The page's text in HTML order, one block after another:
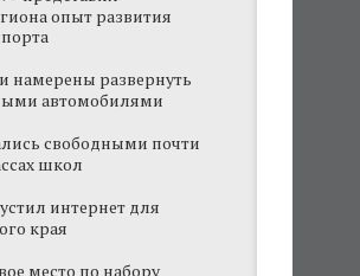
в Абхазию упали
проекту большого
долине Перми
ресторан «Желтая
бассейна пройдет
опыт развития
намерены развернуть
автомобилями
свободными почти
школ
интернет для
края
место по набору